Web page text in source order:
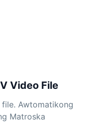
Video File
Awtomatikong
Matroska